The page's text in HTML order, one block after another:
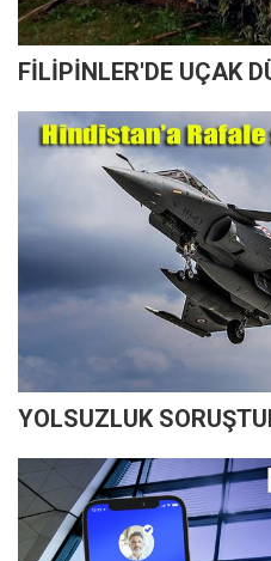
FİLİPİNLER'DE UÇAK
YOLSUZLUK